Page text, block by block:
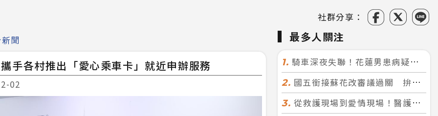
社群分享：
聞
手各村推出「愛心乘車卡」就近申辦服務
02
最多人關注
1. 騎車深夜失聯！花蓮男患病疑迷途 警徒步百米急尋救回一命
2. 國五銜接蘇花改審議過關 拚明年七月前開工！台北花蓮2小時生活圈成形
3. 從救護現場到愛情現場！醫護×消防浪漫聯誼 32人配對成功5對